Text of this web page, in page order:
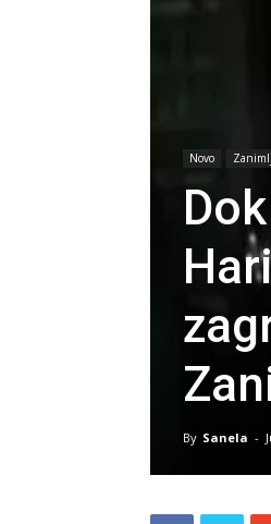
Novo
By Sanela -